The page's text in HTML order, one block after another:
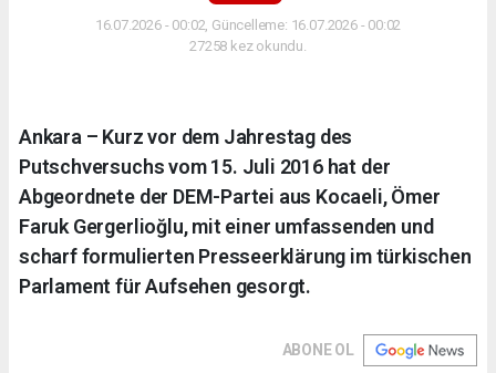
16.07.2026 - 00:02, Güncelleme: 16.07.2026 - 00:02
27258 kez okundu.
Ankara – Kurz vor dem Jahrestag des
Putschversuchs vom 15. Juli 2016 hat der
Abgeordnete der DEM-Partei aus Kocaeli, Ömer
Faruk Gergerlioğlu, mit einer umfassenden und
scharf formulierten Presseerklärung im türkischen
Parlament für Aufsehen gesorgt.
ABONE OL